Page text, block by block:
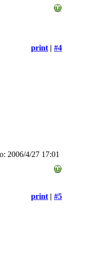
print | #4
2006/4/27 17:01
print | #5